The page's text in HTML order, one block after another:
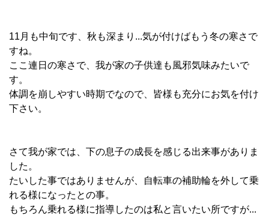
11月も中旬です、秋も深まり...気が付けばもう冬の寒さで
すね。
ここ連日の寒さで、我が家の子供達も風邪気味みたいで
す。
体調を崩しやすい時期でなので、皆様も充分にお気を付け
下さい。
さて我が家では、下の息子の成長を感じる出来事がありま
した。
たいした事ではありませんが、自転車の補助輪を外して乗
れる様になったとの事。
もちろん乗れる様に指導したのは私と言いたい所ですが...